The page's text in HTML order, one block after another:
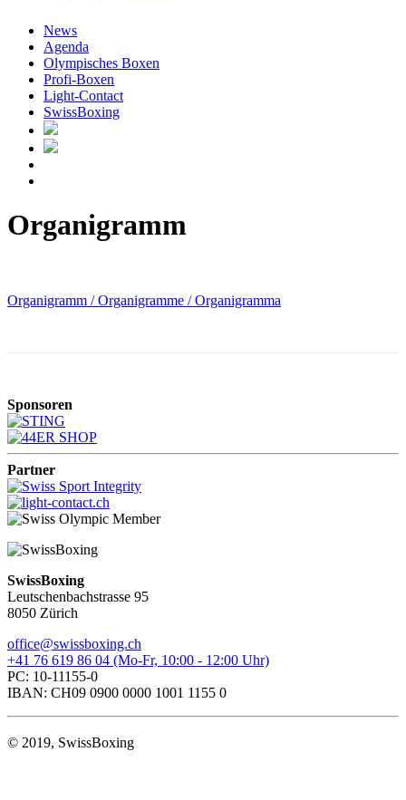
News
Agenda
Olympisches Boxen
Profi-Boxen
Light-Contact
SwissBoxing
Organigramm
Organigramm / Organigramme / Organigramma
Sponsoren
Partner
SwissBoxing
Leutschenbachstrasse 95
8050 Zürich
office@swissboxing.ch
+41 76 619 86 04 (Mo-Fr, 10:00 - 12:00 Uhr)
PC: 10-11155-0
IBAN: CH09 0900 0000 1001 1155 0
© 2019, SwissBoxing